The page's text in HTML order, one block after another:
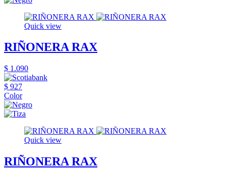
Quick view
RIÑONERA RAX
$ 1.090
$ 927
Color
Quick view
RIÑONERA RAX